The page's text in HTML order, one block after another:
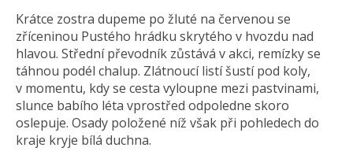
Krátce zostra dupeme po žluté na červenou se
zříceninou Pustého hrádku skrytého v hvozdu nad
hlavou. Střední převodník zůstává v akci, remízky se
táhnou podél chalup. Zlátnoucí listí šustí pod koly,
v momentu, kdy se cesta vyloupne mezi pastvinami,
slunce babího léta vprostřed odpoledne skoro
oslepuje. Osady položené níž však při pohledech do
kraje kryje bílá duchna.